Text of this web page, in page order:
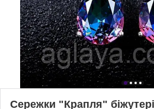
Сережки "Крапля"